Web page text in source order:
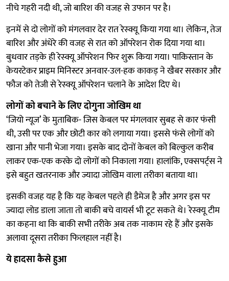
नीचे गहरी नदी थी, जो बारिश की वजह से उफान पर है।
इनमें से दो लोगों को मंगलवार देर रात रेस्क्यू किया गया था। लेकिन, तेज
बारिश और अंधेरे की वजह से रात को ऑपरेशन रोक दिया गया था।
बुधवार तड़के ही रेस्क्यू ऑपरेशन फिर शुरू किया गया। पाकिस्तान के
केयरटेकर प्राइम मिनिस्टर अनवार-उल-हक काकड़ ने खैबर सरकार और
फौज को तेजी से रेस्क्यू ऑपरेशन चलाने के आदेश दिए थे।
लोगों को बचाने के लिए दोगुना जोखिम था
‘जियो न्यूज’ के मुताबिक- जिस केबल पर मंगलवार सुबह से कार फंसी
थी, उसी पर एक और छोटी कार को लगाया गया। इससे फंसे लोगों को
खाना और पानी भेजा गया। इसके बाद दोनों केबल को बिल्कुल करीब
लाकर एक-एक करके दो लोगों को निकाला गया। हालांकि, एक्सपर्ट्स ने
इसे बहुत खतरनाक और ज्यादा जोखिम वाला तरीका बताया था।
इसकी वजह यह है कि यह केबल पहले ही डैमेज है और अगर इस पर
ज्यादा लोड डाला जाता तो बाकी बचे वायर्स भी टूट सकते थे। रेस्क्यू टीम
का कहना था कि बाकी सभी तरीके अब तक नाकाम रहे हैं और इसके
अलावा दूसरा तरीका फिलहाल नहीं है।
ये हादसा कैसे हुआ